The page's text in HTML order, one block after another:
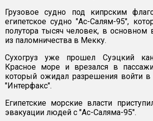
Грузовое судно под кипрским
египетское судно "Ас-Салям-95",
полутора тысяч человек, в основном
из паломничества в Мекку.
Сухогруз уже прошел Суэцкий
Красное море и врезался в
который ожидал разрешения войти в
"Интерфакс".
Египетские морские власти
эвакуации людей с "Ас-Саляма-95".